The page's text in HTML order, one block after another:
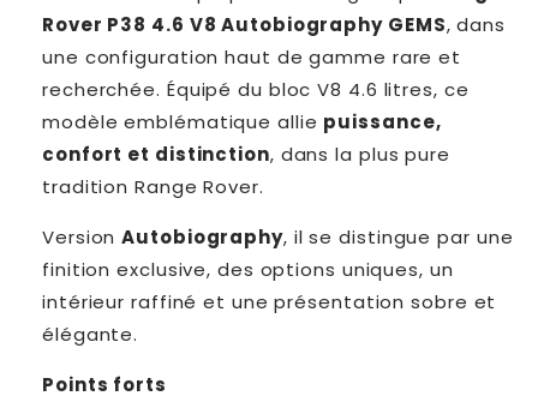
Rover P38 4.6 V8 Autobiography GEMS, dans
une configuration haut de gamme rare et
recherchée. Équipé du bloc V8 4.6 litres, ce
modèle emblématique allie puissance,
confort et distinction, dans la plus pure
tradition Range Rover.
VersionAutobiography, il se distingue par une
finition exclusive, des options uniques, un
intérieur raffiné et une présentation sobre et
élégante.
Points forts